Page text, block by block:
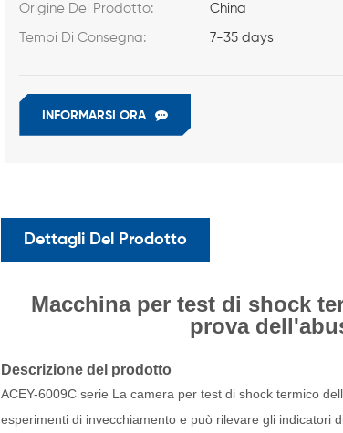
Origine Del Prodotto: China
Tempi Di Consegna: 7-35 days
INFORMARSI ORA
Dettagli Del Prodotto
Macchina per test di shock
prova
Descrizione del prodotto
ACEY-6009Cserie La camera per test di shock termico
esperimenti di invecchiamento e può rilevare gli indicatori